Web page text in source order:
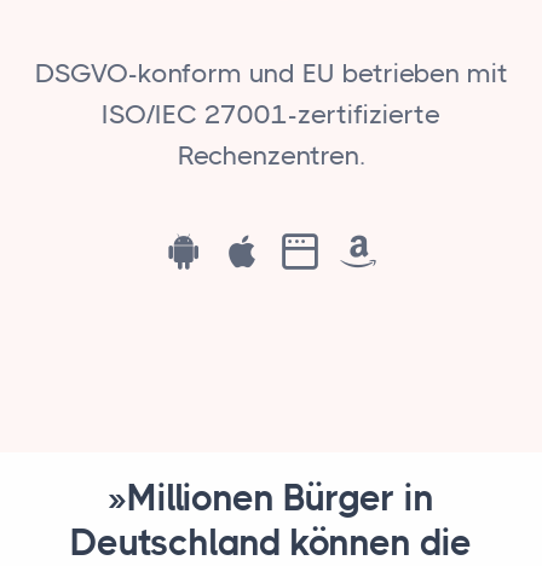
DSGVO-konform und EU betrieben mit
ISO/IEC 27001-zertifizierte
Rechenzentren.
»Millionen Bürger in
Deutschland können die